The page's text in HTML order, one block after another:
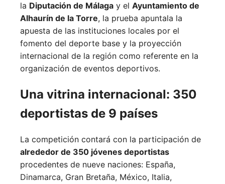
la Diputación de Málaga y el Ayuntamiento de
Alhaurín de la Torre, la prueba apuntala la
apuesta de las instituciones locales por el
fomento del deporte base y la proyección
internacional de la región como referente en la
organización de eventos deportivos.
Una vitrina internacional: 350
deportistas de 9 países
La competición contará con la participación de
alrededor de 350 jóvenes deportistas
procedentes de nueve naciones: España,
Dinamarca, Gran Bretaña, México, Italia,